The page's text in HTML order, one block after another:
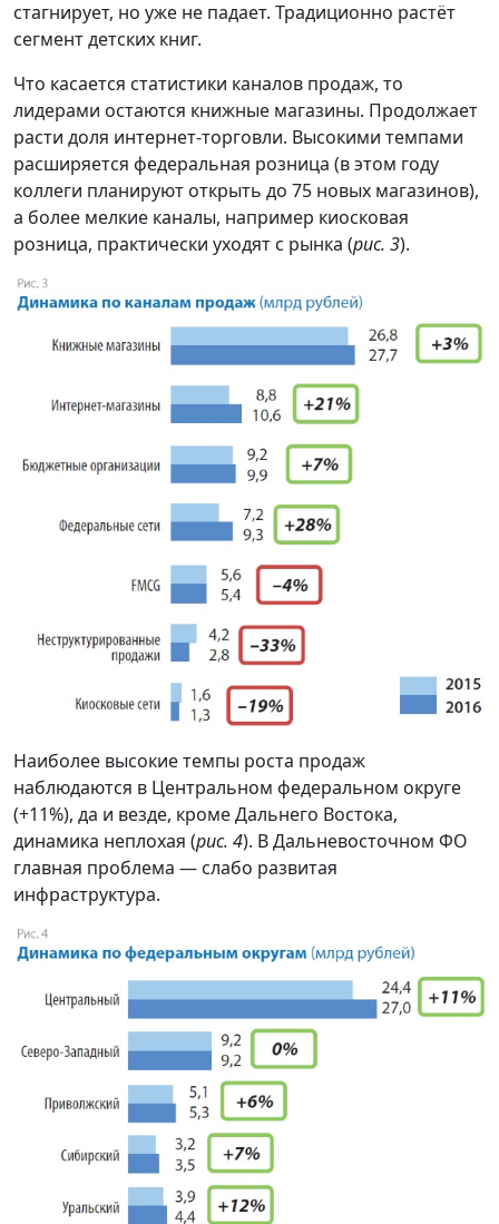
стагнирует, но уже не падает. Традиционно растёт
сегмент детских книг.
Что касается статистики каналов продаж, то
лидерами остаются книжные магазины. Продолжает
расти доля интернет-торговли. Высокими темпами
расширяется федеральная розница (в этом году
коллеги планируют открыть до 75 новых магазинов),
а более мелкие каналы, например киосковая
розница, практически уходят с рынка (рис. 3).
Наиболее высокие темпы роста продаж
наблюдаются в Центральном федеральном округе
(+11%), да и везде, кроме Дальнего Востока,
динамика неплохая (рис. 4). В Дальневосточном ФО
главная проблема — слабо развитая
инфраструктура.